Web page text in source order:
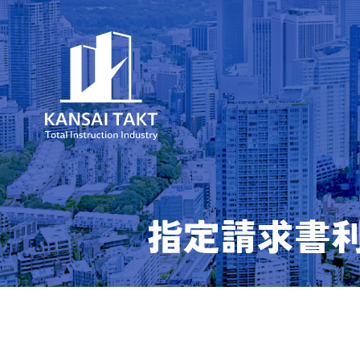
指定請求書